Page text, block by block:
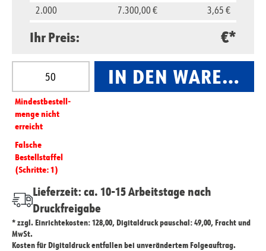
2.000
7.300,00 €
3,65 €
2,98 €
Ihr Preis: €*
Produkt Anzahl: Gib den gewünschten Wert ein
Mindest­­bestell­­
menge nicht
erreicht
Falsche
Bestellstaffel
(Schritte: 1)
IN DEN
Lieferzeit: ca. 10-15 Arbeitstage nach
Druckfreigabe
* zzgl. Einrichtekosten: 128,00, Digitaldruck pauschal: 49,00, Fracht und
MwSt.
Kosten für Digitaldruck entfallen bei unverändertem Folgeauftrag.